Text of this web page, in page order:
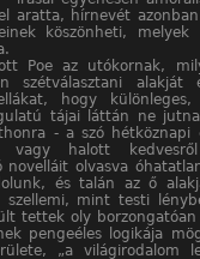
aratta, hírnevét
köszönheti,
Poe az utókornak,
szétválasztani alakját
hogy
tájai láttán ne
- a szó hétköznapi
vagy halott
olvasva
és talán az ő
mint testi
tettek oly borzongatóan
pengeéles logikája
„a világirodalom